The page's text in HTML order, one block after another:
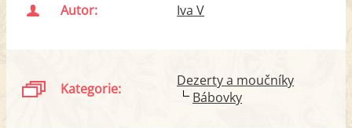
Autor: Iva V
Kategorie:
Dezerty a moučníky
Bábovky